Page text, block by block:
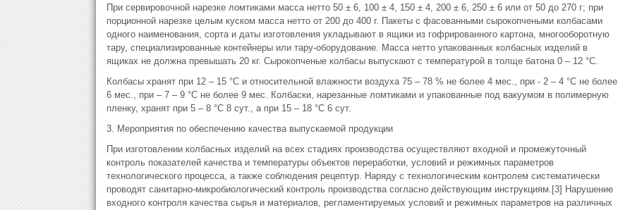
При сервировочной нарезке ломтиками масса нетто 50 ± 6, 100 ± 4, 150 ± 4, 200 ± 6, 250 ± 6 или от 50 до 270 г; при
порционной нарезке целым куском масса нетто от 200 до 400 г. Пакеты с фасованными сырокопчеными колбасами
одного наименования, сорта и даты изготовления укладывают в ящики из гофрированного картона, многооборотную
тару, специализированные контейнеры или тару-оборудование. Масса нетто упакованных колбасных изделий в
ящиках не должна превышать 20 кг. Сырокопченые колбасы выпускают с температурой в толще батона 0 – 12 °С.
Колбасы хранят при 12 – 15 °С и относительной влажности воздуха 75 – 78 % не более 4 мес., при - 2 – 4 °С не более
6 мес., при – 7 – 9 °С не более 9 мес. Колбаски, нарезанные ломтиками и упакованные под вакуумом в полимерную
пленку, хранят при 5 – 8 °С 8 сут., а при 15 – 18 °С 6 сут.
3. Мероприятия по обеспечению качества выпускаемой продукции
При изготовлении колбасных изделий на всех стадиях производства осуществляют входной и промежуточный
контроль показателей качества и температуры объектов переработки, условий и режимных параметров
технологического процесса, а также соблюдения рецептур. Наряду с технологическим контролем систематически
проводят санитарно-микробиологический контроль производства согласно действующим инструкциям.[3] Нарушение
входного контроля качества сырья и материалов, регламентируемых условий и режимных параметров на различных